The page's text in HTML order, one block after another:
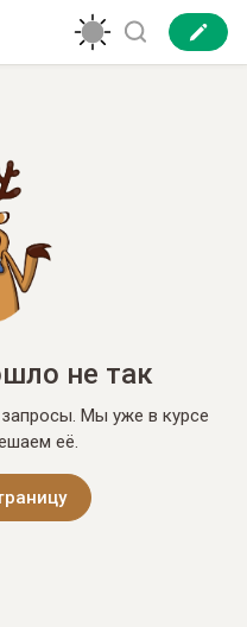
не так
Мы уже в курсе
её.